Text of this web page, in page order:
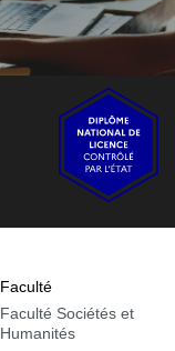
Faculté
Faculté Sociétés et
Humanités